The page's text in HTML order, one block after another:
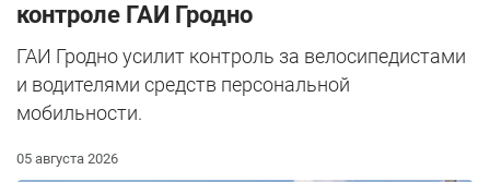
контроле ГАИ Гродно
ГАИ Гродно усилит контроль за велосипедистами
и водителями средств персональной
мобильности.
05 августа 2026